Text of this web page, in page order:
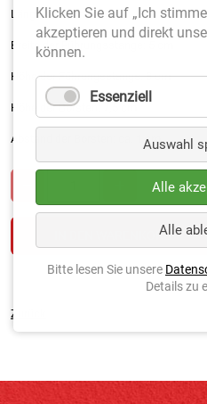
Länge: 200 cm
Breite der Führungsstange: 5 cm
Höhe der Führungsstange: 3 cm
Höhe der Borsten: 7,5 cm
Abstand der Borsten: ca. 1 cm
Zurück
Klicken Sie auf „Ich
akzeptieren und direkt
können.
Essenziell
Auswahl
Alle
Alle
Bitte lesen Sie unsere
Details zu